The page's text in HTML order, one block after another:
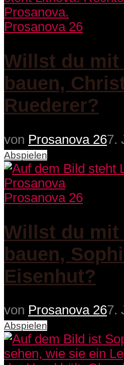
Prosanova 26
Willst du mit
bauen,
Ruederer?
von Prosanova 267.
Abspielen
Prosanova 26
Willst du mit
bauen,
Eisenhut?
von Prosanova 267.
Abspielen